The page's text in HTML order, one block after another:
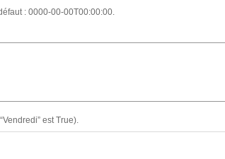
: 0000-00-00T00:00:00.
est True).